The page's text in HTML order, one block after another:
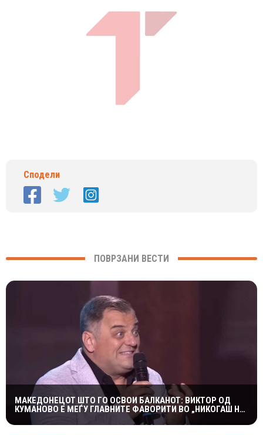
Сподели
ПОВРЗАНИ ВЕСТИ
МАКЕДОНЕЦОТ ШТО ГО ОСВОИ БАЛКАНОТ: ВИКТОР ОД
КУМАНОВО Е МЕЃУ ГЛАВНИТЕ ФАВОРИТИ ВО „НИКОГАШ НЕ
Е ДОЦНА”